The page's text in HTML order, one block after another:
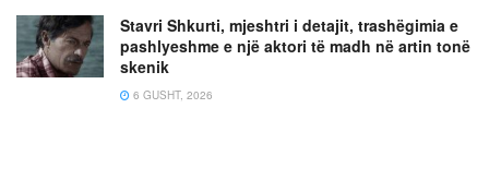
Stavri Shkurti, mjeshtri i detajit, trashëgimia e
pashlyeshme e një aktori të madh në artin tonë
skenik
6 GUSHT, 2026